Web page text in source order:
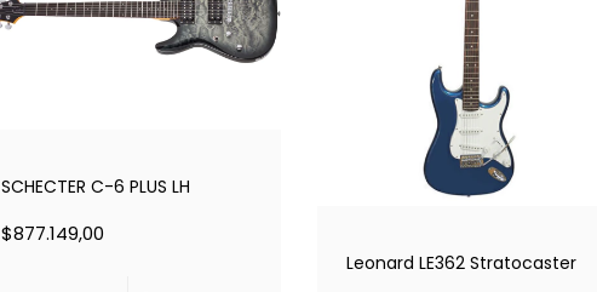
SCHECTER C-6 PLUS LH
$877.149,00
Leonard LE362 Stratocaster